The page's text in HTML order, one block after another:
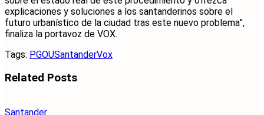
explicaciones y soluciones a los santanderinos sobre el
futuro urbanístico de la ciudad tras este nuevo problema”,
finaliza la portavoz de VOX.
Tags: PGOUSantanderVox
Related Posts
Santander